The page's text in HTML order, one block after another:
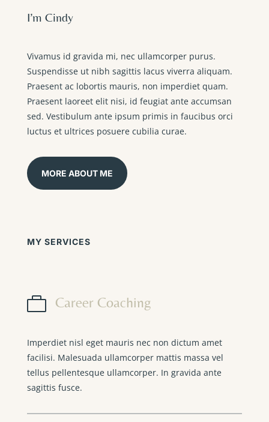
I’m Cindy
Vivamus id gravida mi, nec ullamcorper purus.
Suspendisse ut nibh sagittis lacus viverra aliquam.
Praesent ac lobortis mauris, non imperdiet quam.
Praesent laoreet elit nisi, id feugiat ante accumsan
sed. Vestibulum ante ipsum primis in faucibus orci
luctus et ultrices posuere cubilia curae.
MORE ABOUT ME
MY SERVICES
 Career Coaching
Imperdiet nisl eget mauris nec non dictum amet
facilisi. Malesuada ullamcorper mattis massa vel
tellus pellentesque ullamcorper. In gravida ante
sagittis fusce.